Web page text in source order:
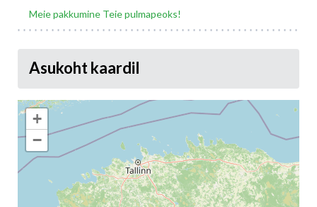
Meie pakkumine Teie pulmapeoks!
Asukoht kaardil
+
−